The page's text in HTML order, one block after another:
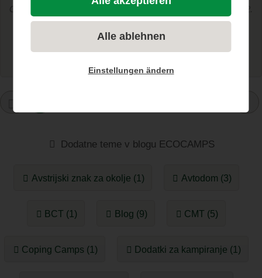
Gradcu ponuja odgovore. Avstrijski kamping podjetniki imajo 12.
11....
Nadaljujte z branjem...
Dodatne teme v blogu ECOCAMPS
Avstrijski znak za okolje (1) Avtodom (3)
BCT (1) Blog (9) CMT (5)
Coping Camps (1) Dodatki za kampiranje (1)
Alle ablehnen
Einstellungen ändern